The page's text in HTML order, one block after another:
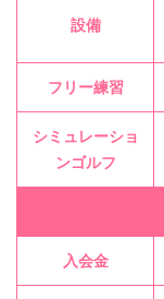
設備
フリー練習
シミュレーショ
ンゴルフ
入会金